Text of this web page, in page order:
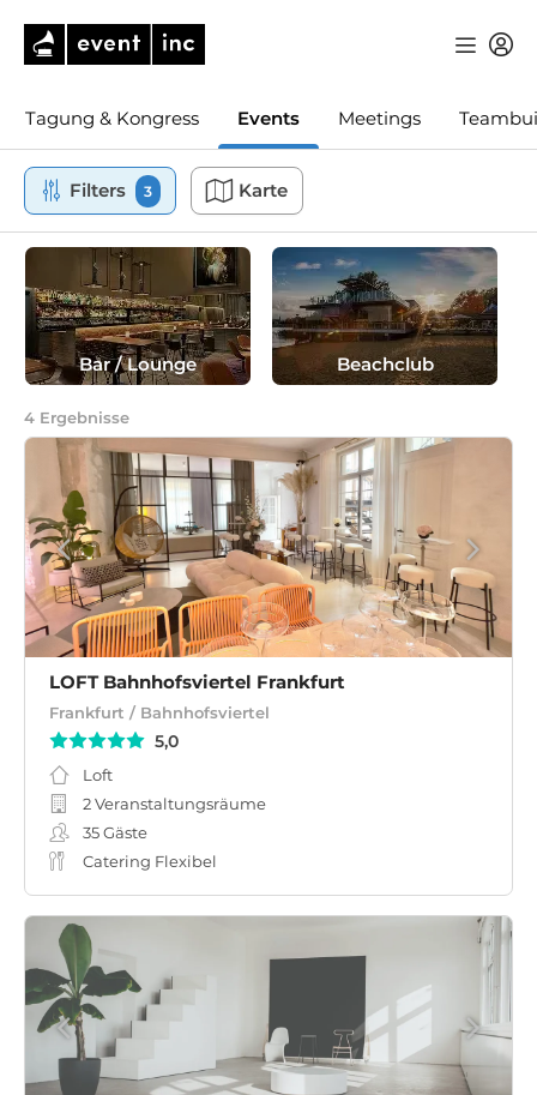
Tagung & Kongress Events Meetings
Filters 3 Karte
Bar / Lounge Beachclub
4 Ergebnisse
LOFT Bahnhofsviertel Frankfurt
Frankfurt / Bahnhofsviertel
5,0
Loft
2 Veranstaltungsräume
35Gäste
Catering Flexibel